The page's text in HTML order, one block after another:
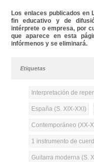
Los enlaces publicados en
fin educativo y de
intérprete o empresa, por
que aparece en esta
infórmenos y se eliminará.
Etiquetas
Interpretación de
España (S. XIX-XXI)
Contemporáneo (XX-
1 instrumento de
Guitarra moderna (S.